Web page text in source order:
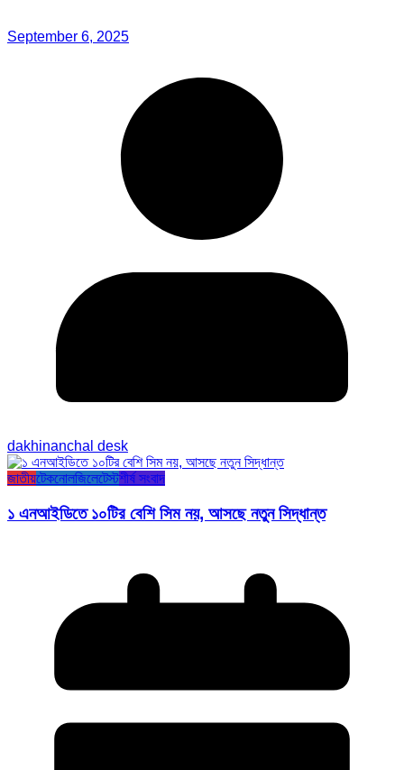
September 6, 2025
dakhinanchal desk
জাতীয়টেকনোলজিলেটেস্টশীর্ষ সংবাদ
১ এনআইডিতে ১০টির বেশি সিম নয়, আসছে নতুন সিদ্ধান্ত